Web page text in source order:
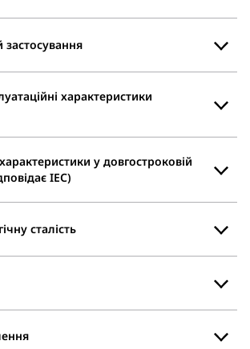
характеристики
у довгостроковій
IEC)
сталість